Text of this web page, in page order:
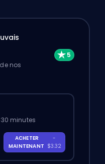
nos
minutes
ACHETER
MAINTENANT
-
$3.32